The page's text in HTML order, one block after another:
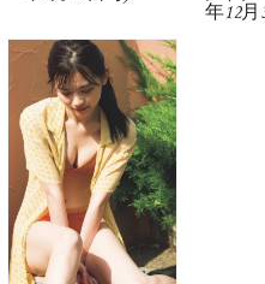
年12月